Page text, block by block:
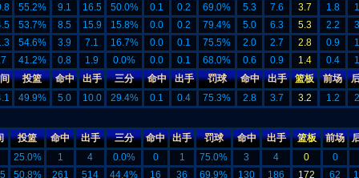
55.2% 9.1 16.5 50.0% 0.1 0.2 69.0% 5.3 7.6 3.7 1.8
53.7% 8.5 15.9 15.8% 0.0 0.2 79.4% 5.0 6.3 5.3 2.2
54.6% 3.9 7.1 16.7% 0.0 0.1 75.5% 2.0 2.7 2.8 0.9
41.2% 0.8 1.9 0.0% 0.0 0.1 68.0% 0.6 0.9 1.4 0.4
投篮 命中 出手 三分 命中 出手 罚球 命中 出手 篮板 前场
49.9% 5.0 10.0 29.4% 0.1 0.4 75.3% 2.8 3.7 3.2 1.2
投篮 命中 出手 三分 命中 出手 罚球 命中 出手 篮板 前场
25.0%
1 4 0.0% 0 1 75.0% 3 4 0 0
50.8% 261 514 44.4% 16 36 69.9% 130 186 172 62